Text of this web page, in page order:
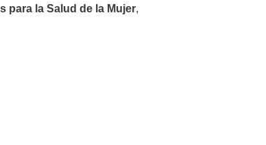
para la Salud de la Mujer,